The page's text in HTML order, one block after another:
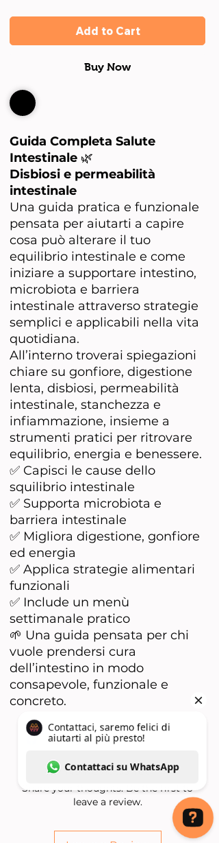
Add to Cart
Buy Now
Guida Completa Salute
Intestinale 🌿
Disbiosi e permeabilità
intestinale
Una guida pratica e funzionale
pensata per aiutarti a capire
cosa può alterare il tuo
equilibrio intestinale e come
iniziare a supportare intestino,
microbiota e barriera
intestinale attraverso strategie
semplici e applicabili nella vita
quotidiana.
All’interno troverai spiegazioni
chiare su gonfiore, digestione
lenta, disbiosi, permeabilità
intestinale, stanchezza e
infiammazione, insieme a
strumenti pratici per ritrovare
equilibrio, energia e benessere.
✅ Capisci le cause dello
squilibrio intestinale
✅ Supporta microbiota e
barriera intestinale
✅ Migliora digestione, gonfiore
ed energia
✅ Applica strategie alimentari
funzionali
✅ Include un menù
settimanale pratico
🌱 Una guida pensata per chi
vuole prendersi cura
dell’intestino in modo
consapevole, funzionale e
concreto.
No Reviews Yet
Share your thoughts. Be the first to
leave a review.